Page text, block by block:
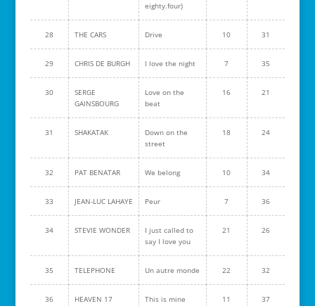
eighty.four)
28 THE CARS Drive 10 31
29 CHRIS DE BURGH I love the night 7 35
30
SERGE
GAINSBOURG
Love on the
beat
16 21
31 SHAKATAK
Down on the
street
18 24
32 PAT BENATAR We belong 10 34
33 JEAN-LUC LAHAYE Peur 7 36
34 STEVIE WONDER
I just called to
say I love you
21 26
35 TELEPHONE Un autre monde 22 32
36 HEAVEN 17 This is mine 11 37